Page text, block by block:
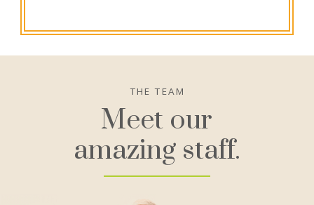
THE TEAM
Meet our
amazing staff.